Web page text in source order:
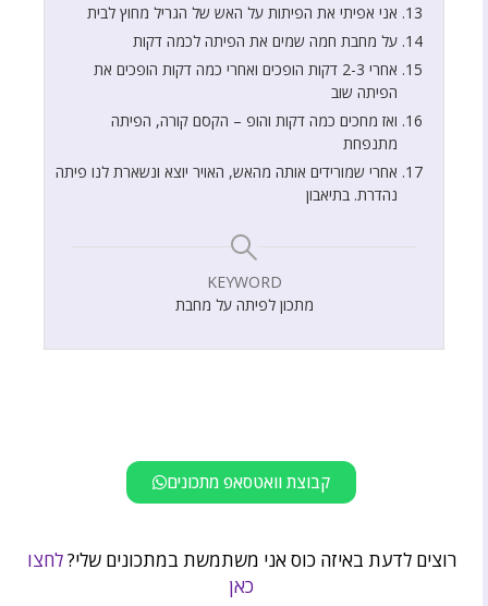
אני אפיתי את הפיתות על האש של הגריל מחוץ לבית
על מחבת חמה שמים את הפיתה לכמה דקות
אחרי 2-3 דקות הופכים ואחרי כמה דקות הופכים את
הפיתה שוב
ואז מחכים כמה דקות והופ – הקסם קורה, הפיתה
מתנפחת
אחרי שמורידים אותה מהאש, האויר יוצא ונשארת לנו פיתה
נהדרת. בתיאבון
KEYWORD
מתכון לפיתה על מחבת
קבוצת וואטסאפ מתכונים
רוצים לדעת באיזה כוס אני משתמשת במתכונים שלי?לחצו
כאן